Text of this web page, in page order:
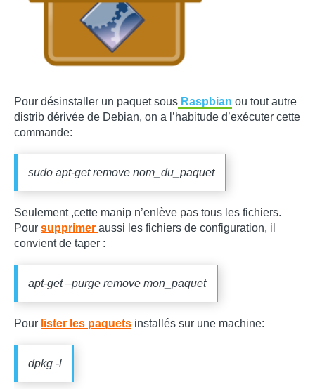
Pour désinstaller un paquet sous Raspbian ou tout autre
distrib dérivée de Debian, on a l’habitude d’exécuter cette
commande:
sudo apt-get remove nom_du_paquet
Seulement ,cette manip n’enlève pas tous les fichiers.
Pour supprimer aussi les fichiers de configuration, il
convient de taper :
apt-get –purge remove mon_paquet
Pour lister les paquets installés sur une machine:
dpkg -l